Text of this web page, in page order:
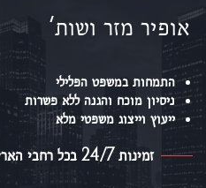
אופיר מזר ושות'
התמחות במשפט הפלילי
ניסיון מוכח והגנה ללא פשרות
ייעוץ וייצוג משפטי מלא
זמינות 24/7 בכל רחבי הארץ